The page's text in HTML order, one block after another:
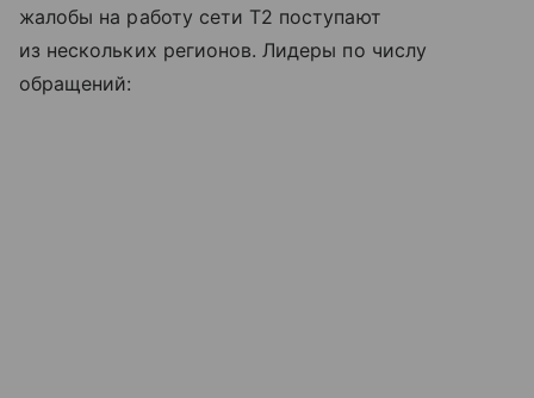
жалобы на работу сети T2 поступают
из нескольких регионов. Лидеры по числу
обращений: